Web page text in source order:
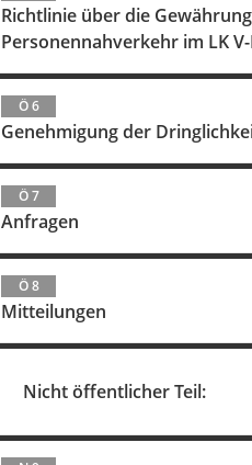
Richtlinie über die
Personennahverkehr im LK V-
Ö 6
Genehmigung der
Ö 7
Anfragen
Ö 8
Mitteilungen
Nicht öffentlicher Teil: